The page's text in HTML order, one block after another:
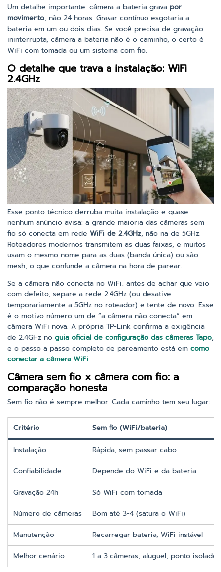
Um detalhe importante: câmera a bateria grava por
movimento, não 24 horas. Gravar contínuo esgotaria a
bateria em um ou dois dias. Se você precisa de gravação
ininterrupta, câmera a bateria não é o caminho, o certo é
WiFi com tomada ou um sistema com fio.
O detalhe que trava a instalação: WiFi
2.4GHz
Esse ponto técnico derruba muita instalação e quase
nenhum anúncio avisa: a grande maioria das câmeras sem
fio só conecta em rede WiFi de 2.4GHz, não na de 5GHz.
Roteadores modernos transmitem as duas faixas, e muitos
usam o mesmo nome para as duas (banda única) ou são
mesh, o que confunde a câmera na hora de parear.
Se a câmera não conecta no WiFi, antes de achar que veio
com defeito, separe a rede 2.4GHz (ou desative
temporariamente a 5GHz no roteador) e tente de novo. Esse
é o motivo número um de “a câmera não conecta” em
câmera WiFi nova. A própria TP-Link confirma a exigência
de 2.4GHz no guia oficial de configuração das câmeras Tapo,
e o passo a passo completo de pareamento está em como
conectar a câmera WiFi.
Câmera sem fio x câmera com fio: a
comparação honesta
Sem fio não é sempre melhor. Cada caminho tem seu lugar:
Critério Sem fio (WiFi/bateria)
Instalação Rápida, sem passar cabo
Confiabilidade Depende do WiFi e da bateria
Gravação 24h Só WiFi com tomada
Número de câmeras Bom até 3-4 (satura o WiFi)
Manutenção Recarregar bateria, WiFi instável
Melhor cenário 1 a 3 câmeras, aluguel, ponto isolado